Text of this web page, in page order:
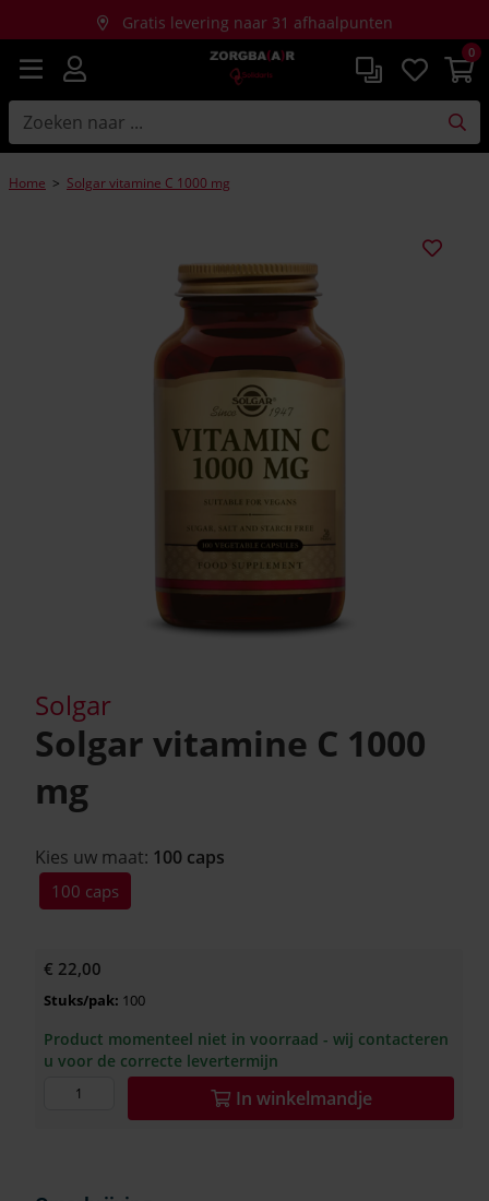
0
Gratis levering naar 31 afhaalpunten
Gratis thuislevering bij aankopen vanaf €150
Home > Solgar vitamine C 1000 mg
Solgar
Solgar vitamine C 1000
mg
Kies uw maat: 100 caps
100 caps
€ 22,00
Stuks/pak: 100
Product momenteel niet in voorraad - wij contacteren
u voor de correcte levertermijn
In winkelmandje